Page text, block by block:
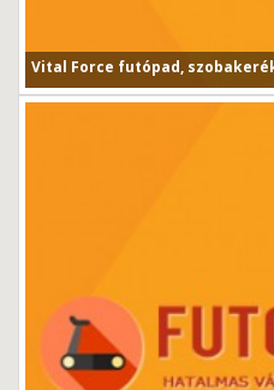
Vital Force futópad,